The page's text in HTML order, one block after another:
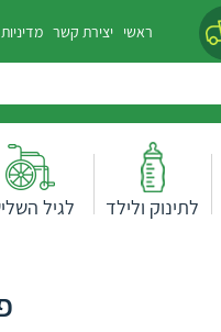
ראשי יצירת קשר
לתינוק ולילד לגיל